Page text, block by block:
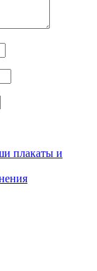
плакаты и